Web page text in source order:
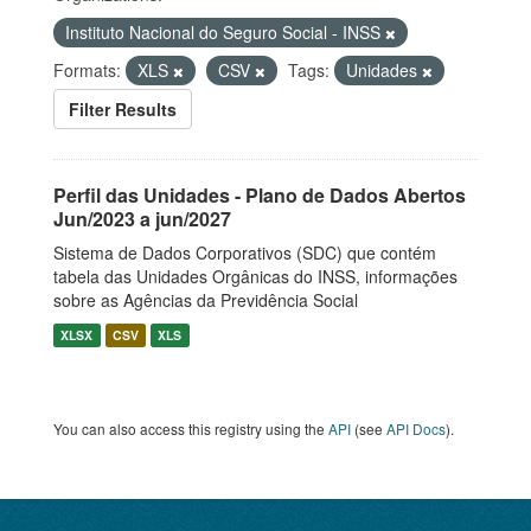
Instituto Nacional do Seguro Social - INSS
Formats:
XLS CSV Tags:
Unidades
Filter Results
Perfil das Unidades - Plano de Dados Abertos
Jun/2023 a jun/2027
Sistema de Dados Corporativos (SDC) que contém
tabela das Unidades Orgânicas do INSS, informações
sobre as Agências da Previdência Social
XLSX CSV XLS
You can also access this registry using the API (see API Docs).